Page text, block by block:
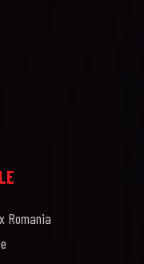
Romania